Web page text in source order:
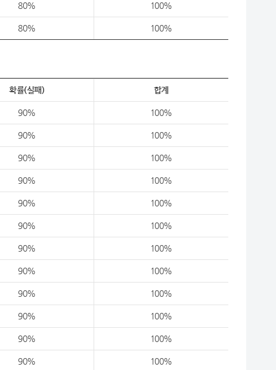
80% 100%
80% 100%
확률(실패) 합계
90% 100%
90% 100%
90% 100%
90% 100%
90% 100%
90% 100%
90% 100%
90% 100%
90% 100%
90% 100%
90% 100%
90% 100%